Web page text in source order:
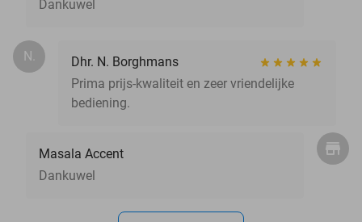
Dankuwel
N.
Dhr. N. Borghmans
Prima prijs-kwaliteit en zeer vriendelijke
bediening.
Masala Accent
Dankuwel